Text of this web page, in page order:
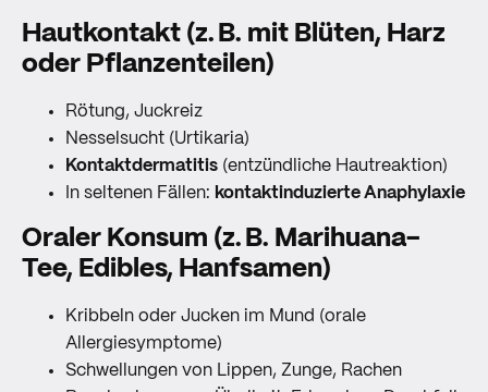
Hautkontakt (z. B. mit Blüten, Harz
oder Pflanzenteilen)
Rötung, Juckreiz
Nesselsucht (Urtikaria)
Kontaktdermatitis (entzündliche Hautreaktion)
In seltenen Fällen: kontaktinduzierte Anaphylaxie
Oraler Konsum (z. B. Marihuana-
Tee, Edibles, Hanfsamen)
Kribbeln oder Jucken im Mund (orale
Allergiesymptome)
Schwellungen von Lippen, Zunge, Rachen